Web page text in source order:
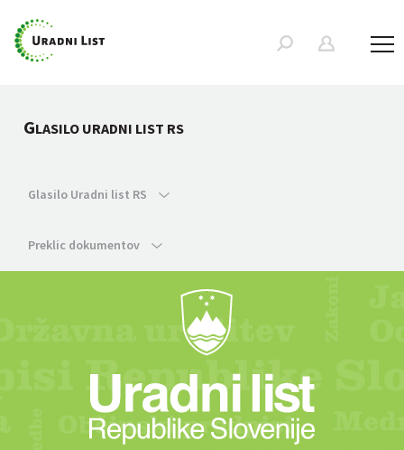
GLASILO URADNI LIST RS
Glasilo Uradni list RS
Preklic dokumentov